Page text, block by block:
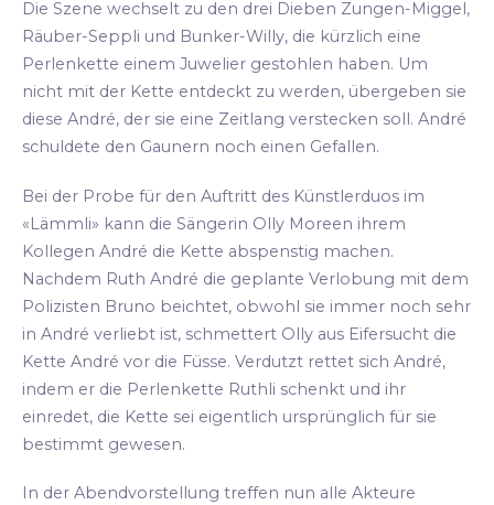
Die Szene wechselt zu den drei Dieben Zungen-Miggel,
Räuber-Seppli und Bunker-Willy, die kürzlich eine
Perlenkette einem Juwelier gestohlen haben. Um
nicht mit der Kette entdeckt zu werden, übergeben sie
diese André, der sie eine Zeitlang verstecken soll. André
schuldete den Gaunern noch einen Gefallen.
Bei der Probe für den Auftritt des Künstlerduos im
«Lämmli» kann die Sängerin Olly Moreen ihrem
Kollegen André die Kette abspenstig machen.
Nachdem Ruth André die geplante Verlobung mit dem
Polizisten Bruno beichtet, obwohl sie immer noch sehr
in André verliebt ist, schmettert Olly aus Eifersucht die
Kette André vor die Füsse. Verdutzt rettet sich André,
indem er die Perlenkette Ruthli schenkt und ihr
einredet, die Kette sei eigentlich ursprünglich für sie
bestimmt gewesen.
In der Abendvorstellung treffen nun alle Akteure